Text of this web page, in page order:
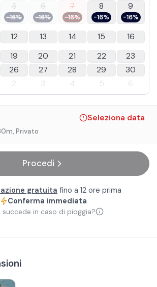
5
-16%
6
-16%
7
-16%
8
-16%
9
-16%
12 13 14 15
16
19 20 21 22
23
26 27 28 29
30
2 3 4 5 6
Seleziona data
, Privato
Procedi
gratuita fino a 12 ore prima
Conferma immediata
succede in caso di pioggia?